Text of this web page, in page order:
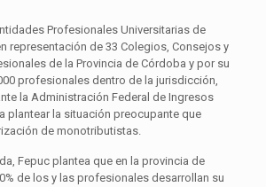
Profesionales Universitarias de
representación de 33 Colegios, Consejos y
de la Provincia de Córdoba y por su
profesionales dentro de la jurisdicción,
la Administración Federal de Ingresos
plantear la situación preocupante que
de monotributistas.
Fepuc plantea que en la provincia de
de los y las profesionales desarrollan su